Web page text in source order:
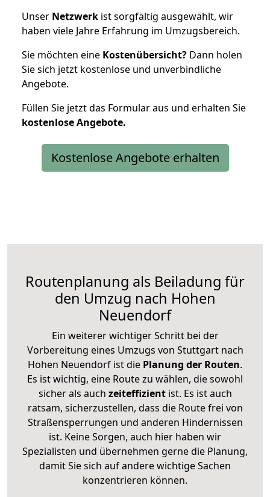
Unser Netzwerk ist sorgfältig ausgewählt, wir
haben viele Jahre Erfahrung im Umzugsbereich.
Sie möchten eine Kostenübersicht? Dann holen
Sie sich jetzt kostenlose und unverbindliche
Angebote.
Füllen Sie jetzt das Formular aus und erhalten Sie
kostenloseAngebote.
Kostenlose Angebote erhalten
Routenplanung als Beiladung für
den Umzug nach Hohen
Neuendorf
Ein weiterer wichtiger Schritt bei der
Vorbereitung eines Umzugs von Stuttgart nach
Hohen Neuendorf ist die Planung der Routen.
Es ist wichtig, eine Route zu wählen, die sowohl
sicher als auch zeiteffizientist. Es ist auch
ratsam, sicherzustellen, dass die Route frei von
Straßensperrungen und anderen Hindernissen
ist. Keine Sorgen, auch hier haben wir
Spezialisten und übernehmen gerne die Planung,
damit Sie sich auf andere wichtige Sachen
konzentrieren können.